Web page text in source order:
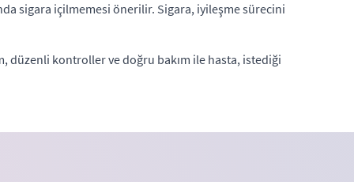
sigara içilmemesi önerilir. Sigara, iyileşme sürecini
düzenli kontroller ve doğru bakım ile hasta, istediği